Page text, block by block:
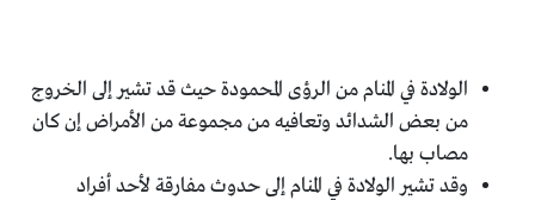
الولادة في المنام من الرؤى المحمودة حيث قد تشير إلى الخروج
من بعض الشدائد وتعافيه من مجموعة من الأمراض إن كان
مصاب بها.
وقد تشير الولادة في المنام إلى حدوث مفارقة لأحد أفراد